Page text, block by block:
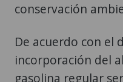
conservación
De acuerdo con el
incorporación del
gasolina regular